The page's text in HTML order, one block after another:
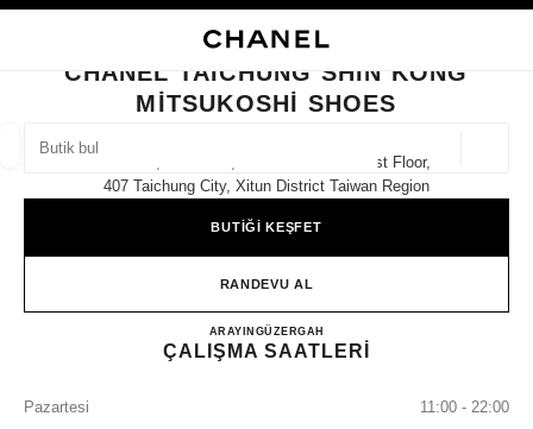
BUTIK BUL
öneriler bu arama çubuğunun altında görüntülenir
0 Mevcut öneriler
BUTIK KARTINI KAPAT CHANEL TAICHUNG SHIN KONG MITSUKOSHI
CHANEL TAICHUNG SHIN KONG
MITSUKOSHI SHOES
No. 301, Section 3, Taiwan Boulevard 1st Floor,
407 Taichung City, Xitun District Taiwan Region
BUTİĞİ KEŞFET
RANDEVU AL
ARAYIN0080 149 1677
GÜZERGAHCHANEL Taichung Shin Kong
ÇALIŞMA SAATLERİ
Pazartesi
11:00 - 22:00
filtreler
filtre sonucu: